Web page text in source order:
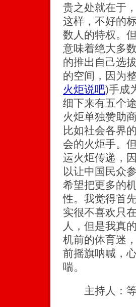
贵之处就在于
这样，不好的
数人的特权。
意味着绝大多
的推出自己选
的空间，因为
火炬说吧)手成
细下来有五个
火炬单独赞助
比如社会各界
会的火炬手。
运火炬传递，
以让中国民众
希望把更多的
性。我觉得首
实很不喜欢只
人，但是我真
机前的体育迷
前摇旗呐喊，
喘。
主持人：等